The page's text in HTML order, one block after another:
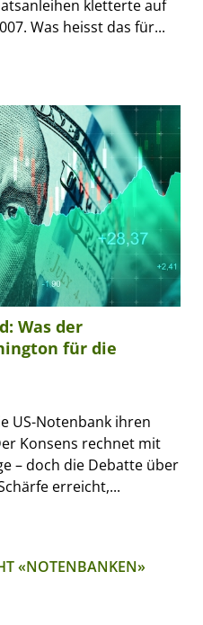
kletterte auf
Was heisst das für...
Was der
für die
US-Notenbank ihren
Konsens rechnet mit
– doch die Debatte über
erreicht,...
«NOTENBANKEN»